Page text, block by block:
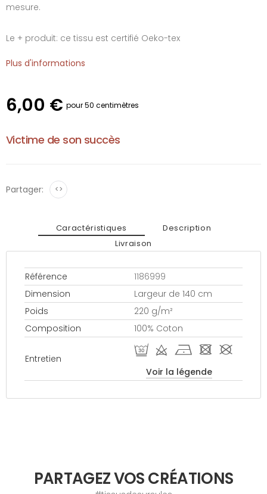
mesure.
Le + produit: ce tissu est certifié Oeko-tex
Plus d'informations
6,00 € pour 50 centimètres
Victime de son succès
Partager: <>
Caractéristiques
Description
Livraison
Référence
1186999
Dimension
Largeur de 140 cm
Poids
220 g/m²
Composition
100% Coton
Entretien
R d h - #
Voir la légende
PARTAGEZ VOS CRÉATIONS